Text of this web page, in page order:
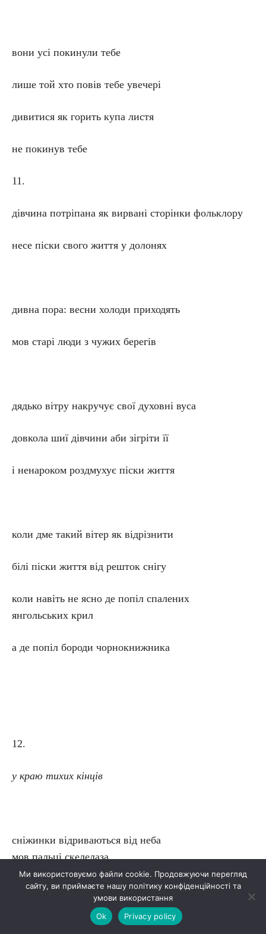
вони усі покинули тебе
лише той хто повів тебе увечері
дивитися як горить купа листя
не покинув тебе
11.
дівчина потріпана як вирвані сторінки фольклору
несе піски свого життя у долонях
дивна пора: весни холоди приходять
мов старі люди з чужих берегів
дядько вітру накручує свої духовні вуса
довкола шиї дівчини аби зігріти її
і ненароком роздмухує піски життя
коли дме такий вітер як відрізнити
білі піски життя від решток снігу
коли навіть не ясно де попіл спалених
янгольських крил
а де попіл бороди чорнокнижника
12.
у краю тихих кінців
сніжинки відриваються від неба
мов пальці скелелаза
і падають на землю де на них чекає доля
Ми використовуємо файли cookie. Продовжуючи перегляд
сайту, ви приймаєте нашу політику конфіденційності та
умови використання
Ok
Privacy policy